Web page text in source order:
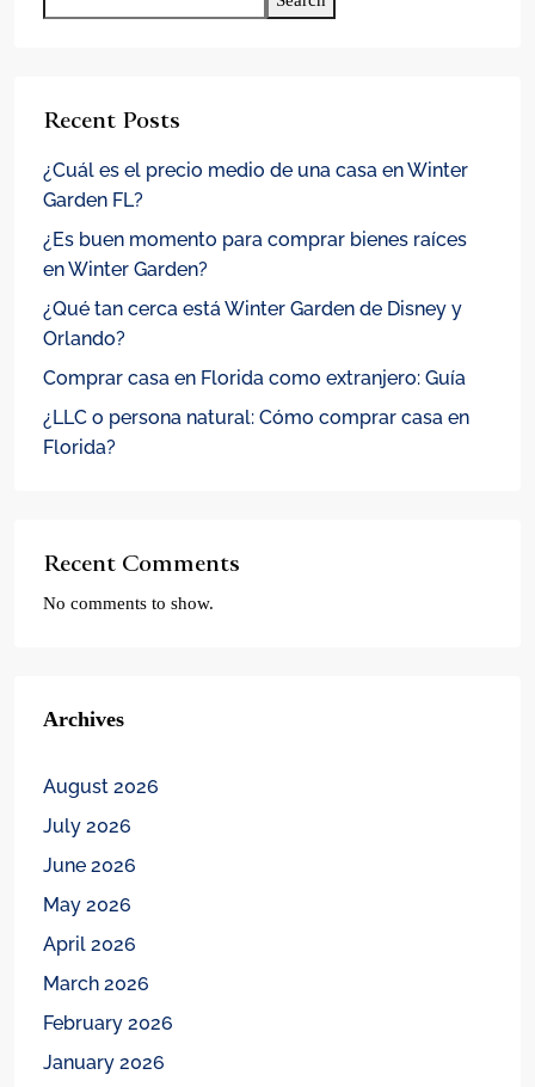
Recent Posts
¿Cuál es el precio medio de una casa en Winter
Garden FL?
¿Es buen momento para comprar bienes raíces
en Winter Garden?
¿Qué tan cerca está Winter Garden de Disney y
Orlando?
Comprar casa en Florida como extranjero: Guía
¿LLC o persona natural: Cómo comprar casa en
Florida?
Recent Comments
No comments to show.
Archives
August 2026
July 2026
June 2026
May 2026
April 2026
March 2026
February 2026
January 2026